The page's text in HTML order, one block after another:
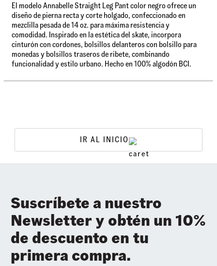
El modelo Annabelle Straight Leg Pant color negro ofrece un
diseño de pierna recta y corte holgado, confeccionado en
mezclilla pesada de 14 oz. para máxima resistencia y
comodidad. Inspirado en la estética del skate, incorpora
cinturón con cordones, bolsillos delanteros con bolsillo para
monedas y bolsillos traseros de ribete, combinando
funcionalidad y estilo urbano. Hecho en 100% algodón BCI.
IR AL INICIO
Suscríbete a nuestro
Newsletter y obtén un 10%
de descuento en tu
primera compra.